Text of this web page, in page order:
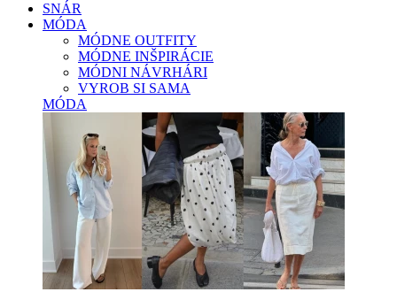
SNÁR
MÓDA
MÓDNE OUTFITY
MÓDNE INŠPIRÁCIE
MÓDNI NÁVRHÁRI
VYROB SI SAMA
MÓDA